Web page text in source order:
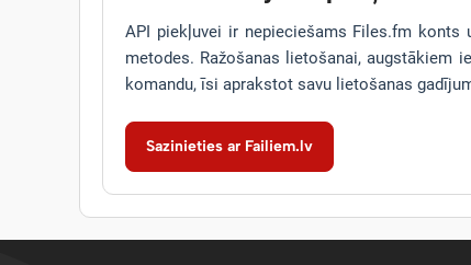
API piekļuvei ir nepieciešams Files.fm
metodes. Ražošanas lietošanai, augstākiem
komandu, īsi aprakstot savu lietošanas
Sazinieties ar Failiem.lv